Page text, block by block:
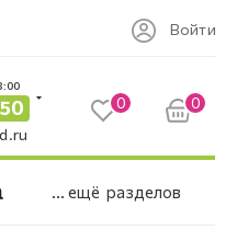
Войти
0 0
... ещё разделов